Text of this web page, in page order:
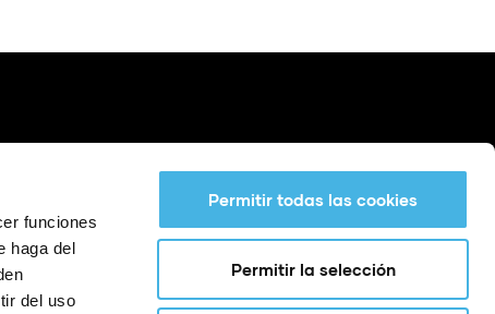
funciones
haga del
del uso
Permitir todas las cookies
Permitir la selección